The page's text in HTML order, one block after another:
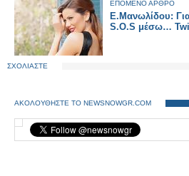
ΕΠΟΜΕΝΟ ΑΡΘΡΟ
Ε.Μανωλίδου:
S.O.S μέσω…
ΣΧΟΛΙΑΣΤΕ
ΑΚΟΛΟΥΘΗΣΤΕ ΤΟ NEWSNOWGR.COM